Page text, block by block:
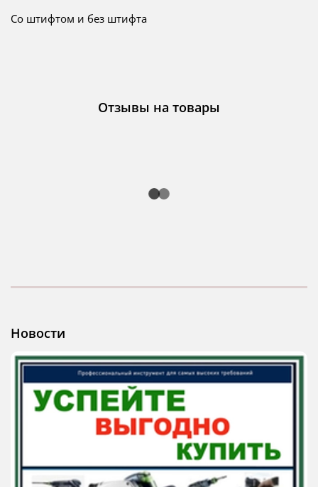
Со штифтом и без штифта
Отзывы на товары
Новости